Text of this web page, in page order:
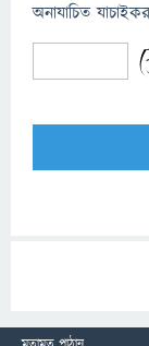
অনাযাচিত